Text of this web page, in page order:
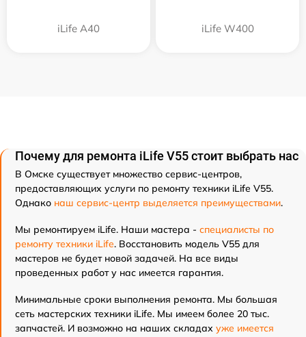
iLife A40 iLife W400
Почему для ремонта iLife V55 стоит выбрать нас
В Омске существует множество сервис-центров,
предоставляющих услуги по ремонту техники iLife V55.
Однако наш сервис-центр выделяется преимуществами.
Мы ремонтируем iLife. Наши мастера - специалисты по
ремонту техники iLife. Восстановить модель V55 для
мастеров не будет новой задачей. На все виды
проведенных работ у нас имеется гарантия.
Минимальные сроки выполнения ремонта. Мы большая
сеть мастерских техники iLife. Мы имеем более 20 тыс.
запчастей. И возможно на наших складах уже имеется